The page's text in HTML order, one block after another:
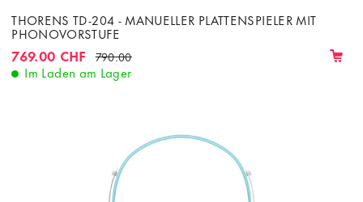
THORENS TD-204 - MANUELLER PLATTENSPIELER MIT
PHONOVORSTUFE
769.00 CHF 790.00
Im Laden am Lager